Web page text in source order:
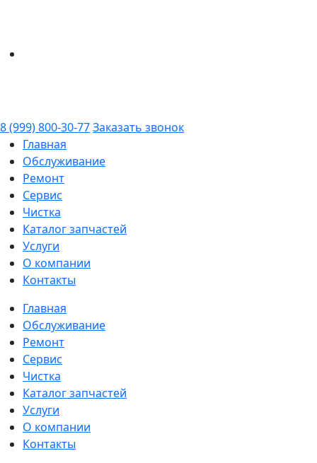
8 (999) 800-30-77Заказать звонок
Главная
Обслуживание
Ремонт
Сервис
Чистка
Каталог запчастей
Услуги
О компании
Контакты
Главная
Обслуживание
Ремонт
Сервис
Чистка
Каталог запчастей
Услуги
О компании
Контакты